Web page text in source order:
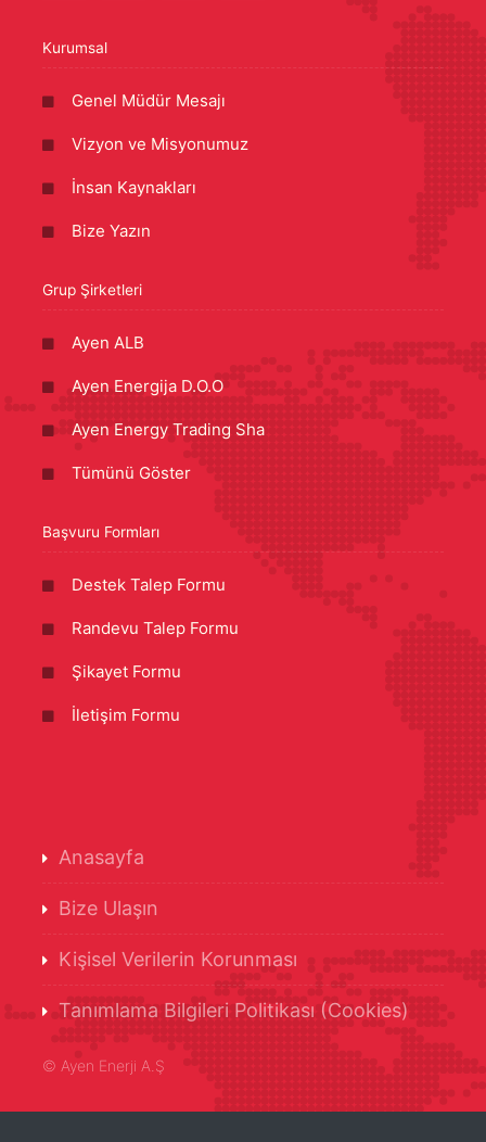
Kurumsal
Genel Müdür Mesajı
Vizyon ve Misyonumuz
İnsan Kaynakları
Bize Yazın
Grup Şirketleri
Ayen ALB
Ayen Energija D.O.O
Ayen Energy Trading Sha
Tümünü Göster
Başvuru Formları
Destek Talep Formu
Randevu Talep Formu
Şikayet Formu
İletişim Formu
Anasayfa
Bize Ulaşın
Kişisel Verilerin Korunması
Tanımlama Bilgileri Politikası (Cookies)
© Ayen Enerji A.Ş